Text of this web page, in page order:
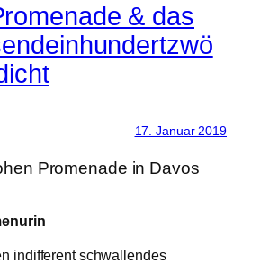
& das
17. Januar 2019
indifferent schwallendes